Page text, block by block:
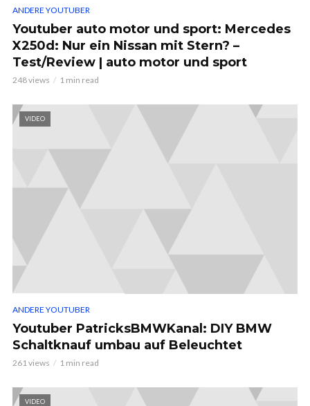
ANDERE YOUTUBER
Youtuber auto motor und sport: Mercedes
X250d: Nur ein Nissan mit Stern? –
Test/Review | auto motor und sport
248 views 1 min read
VIDEO
ANDERE YOUTUBER
Youtuber PatricksBMWKanal: DIY BMW
Schaltknauf umbau auf Beleuchtet
261 views 1 min read
VIDEO